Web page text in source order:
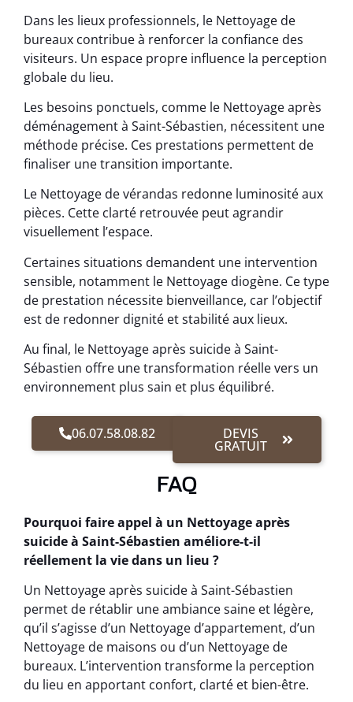
Dans les lieux professionnels, le Nettoyage de
bureaux contribue à renforcer la confiance des
visiteurs. Un espace propre influence la perception
globale du lieu.
Les besoins ponctuels, comme le Nettoyage après
déménagement à Saint-Sébastien, nécessitent une
méthode précise. Ces prestations permettent de
finaliser une transition importante.
Le Nettoyage de vérandas redonne luminosité aux
pièces. Cette clarté retrouvée peut agrandir
visuellement l’espace.
Certaines situations demandent une intervention
sensible, notamment le Nettoyage diogène. Ce type
de prestation nécessite bienveillance, car l’objectif
est de redonner dignité et stabilité aux lieux.
Au final, le Nettoyage après suicide à Saint-
Sébastien offre une transformation réelle vers un
environnement plus sain et plus équilibré.
06.07.58.08.82 DEVIS
GRATUIT
FAQ
Pourquoi faire appel à un Nettoyage après
suicide à Saint-Sébastien améliore-t-il
réellement la vie dans un lieu ?
Un Nettoyage après suicide à Saint-Sébastien
permet de rétablir une ambiance saine et légère,
qu’il s’agisse d’un Nettoyage d’appartement, d’un
Nettoyage de maisons ou d’un Nettoyage de
bureaux. L’intervention transforme la perception
du lieu en apportant confort, clarté et bien-être.